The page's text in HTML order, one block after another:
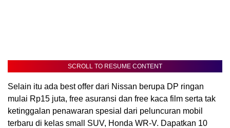
SCROLL TO RESUME CONTENT
Selain itu ada best offer dari Nissan berupa DP ringan
mulai Rp15 juta, free asuransi dan free kaca film serta tak
ketinggalan penawaran spesial dari peluncuran mobil
terbaru di kelas small SUV, Honda WR-V. Dapatkan 10